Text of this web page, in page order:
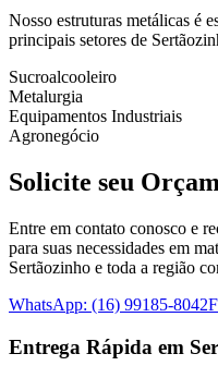
Nosso estruturas metálicas é
principais setores de
Sucroalcooleiro
Metalurgia
Equipamentos Industriais
Agronegócio
Solicite seu
Entre em contato conosco e
para suas necessidades em
Sertãozinho e toda a região
WhatsApp: (16) 99185-8042
Entrega Rápida em